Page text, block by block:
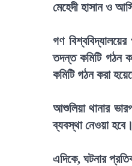
মেহেদী হাসান ও
গণ
তদন্ত কমিটি গঠন
কমিটি গঠন করা
আশুলিয়া থানার
ব্যবস্থা নেওয়া
এদিকে, ঘটনার